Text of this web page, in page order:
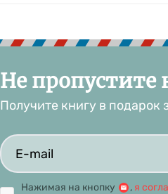
Не пропустите
Получите книгу в подарок
Нажимая на кнопку , я